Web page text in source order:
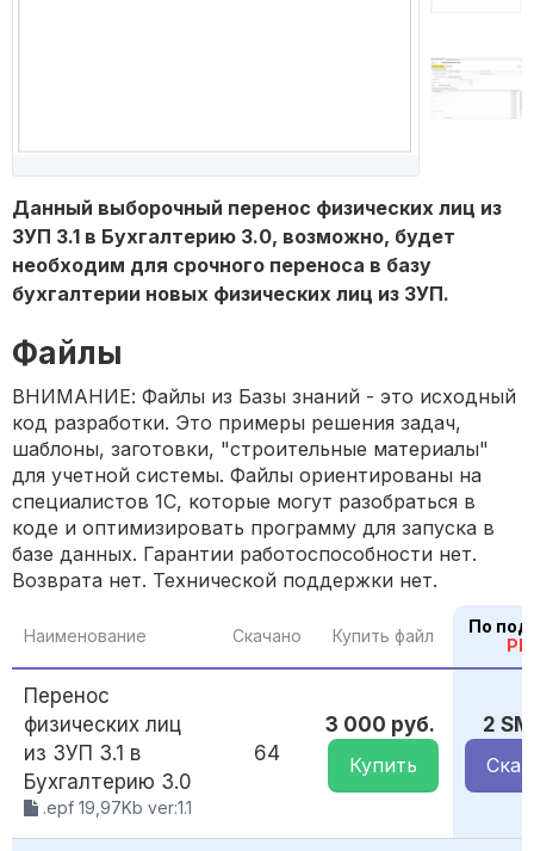
Данный выборочный перенос физических лиц из
ЗУП 3.1 в Бухгалтерию 3.0, возможно, будет
необходим для срочного переноса в базу
бухгалтерии новых физических лиц из ЗУП.
Файлы
ВНИМАНИЕ: Файлы из Базы знаний - это исходный
код разработки. Это примеры решения задач,
шаблоны, заготовки, "строительные материалы"
для учетной системы. Файлы ориентированы на
специалистов 1С, которые могут разобраться в
коде и оптимизировать программу для запуска в
базе данных. Гарантии работоспособности нет.
Возврата нет. Технической поддержки нет.
Наименование Скачано Купить файл
По
Перенос
физических лиц
из ЗУП 3.1 в
Бухгалтерию 3.0
.epf 19,97Kb ver:1.1
64
3 000 руб.
Купить
2 SM